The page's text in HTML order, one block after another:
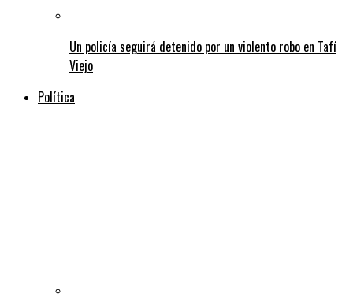
Un policía seguirá detenido por un violento robo en Tafí
Viejo
Política